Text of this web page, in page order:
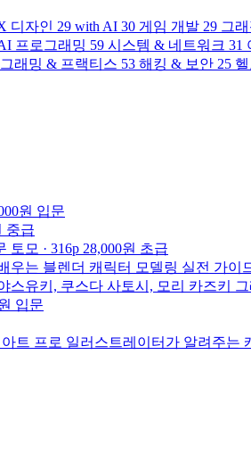
디자인 29 with AI 30 게임 개발 29 그
프로그래밍 59 시스템 & 네트워크 31
래밍 & 프랙티스 53 해킹 & 보안 25
원 입문
중급
토모 · 316p 28,000원 초급
우는 블렌더 캐릭터 모델링 실전 가이
스유키, 쿠스다 사토시, 모리 카즈키
입문
트 프로 일러스트레이터가 알려주는